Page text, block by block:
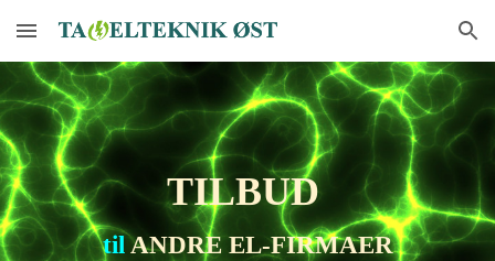
Skip to main content Skip to navigation
TILBUD
til ANDRE EL-FIRMAER